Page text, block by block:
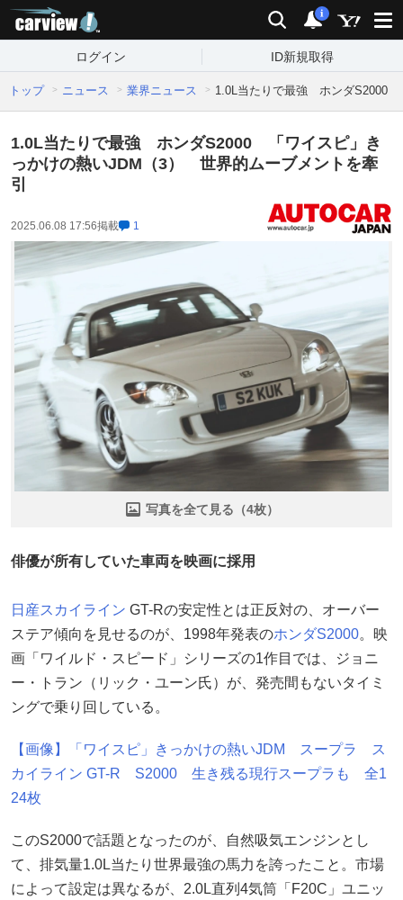
検索 通知
i
ログイン ID新規取得
トップ ニュース 業界ニュース 1.0L当たりで最強 ホンダS2000
1.0L当たりで最強 ホンダS2000 「ワイスピ」き
っかけの熱いJDM（3） 世界的ムーブメントを牽
引
2025.06.08 17:56掲載 1
写真を全て見る（4枚）
俳優が所有していた車両を映画に採用
日産スカイライン GT-Rの安定性とは正反対の、オーバー
ステア傾向を見せるのが、1998年発表のホンダS2000。映
画「ワイルド・スピード」シリーズの1作目では、ジョニ
ー・トラン（リック・ユーン氏）が、発売間もないタイミ
ングで乗り回している。
【画像】「ワイスピ」きっかけの熱いJDM スープラ ス
カイライン GT-R S2000 生き残る現行スープラも 全1
24枚
このS2000で話題となったのが、自然吸気エンジンとし
て、排気量1.0L当たり世界最強の馬力を誇ったこと。市場
によって設定は異なるが、2.0L直列4気筒「F20C」ユニッ